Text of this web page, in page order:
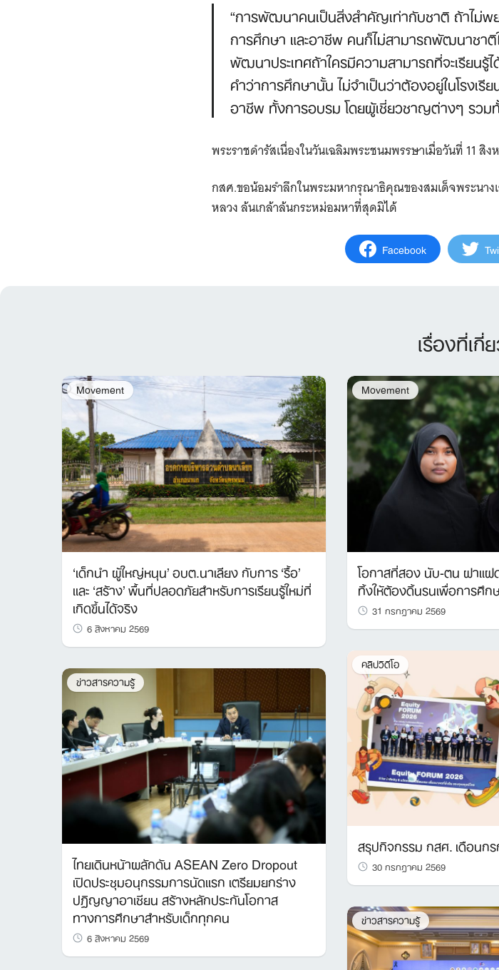
for:
“การพัฒนาคนเป็นสิ่งสำคัญเท่ากับชาติ ถ้าไม่
การศึกษา และอาชีพ คนก็ไม่สามารถพัฒนาชา
พัฒนาประเทศถ้าใครมีความสามารถที่จะเรียนรู้
คำว่าการศึกษานั้น ไม่จำเป็นว่าต้องอยู่ในโรงเ
อาชีพ ทั้งการอบรม โดยผู้เชี่ยวชาญต่างๆ รวม
พระราชดำรัสเนื่องในวันเฉลิมพระชนมพรรษาเมื่อวันที่ 11 สิ
กสศ.ขอน้อมรำลึกในพระมหากรุณาธิคุณของสมเด็จพระนา
หลวง ล้นเกล้าล้นกระหม่อมหาที่สุดมิได้
Facebook
เรื่องที่เกี่
Movement
‘เด็กนำ ผู้ใหญ่หนุน’ อบต.นาเลียง กับการ ‘รื้อ’
และ ‘สร้าง’ พื้นที่ปลอดภัยสำหรับการเรียนรู้ใหม่ที่
เกิดขึ้นได้จริง
6 สิงหาคม 2569
ข่าวสารความรู้
ไทยเดินหน้าผลักดัน ASEAN Zero Dropout
เปิดประชุมอนุกรรมการนัดแรก เตรียมยกร่าง
ปฏิญญาอาเซียน สร้างหลักประกันโอกาส
ทางการศึกษาสำหรับเด็กทุกคน
6 สิงหาคม 2569
Movement
โอกาสที่สอง นับ-ตน ฝาแ
ทิ้งให้ต้องดิ้นรนเพื่อการศึก
31 กรกฎาคม 2569
คลิปวิดีโอ
สรุปกิจกรรม กสศ. เดือนก
30 กรกฎาคม 2569
ข่าวสารความรู้